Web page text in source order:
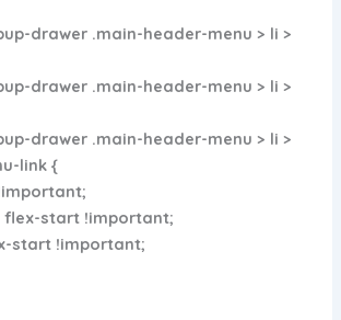
drawer .main-header-menu > li >
drawer .main-header-menu > li >
drawer .main-header-menu > li >
link {
start !important;
start !important;